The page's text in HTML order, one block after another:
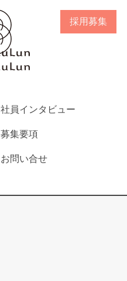
採用募集
社員インタビュー
募集要項
お問い合せ